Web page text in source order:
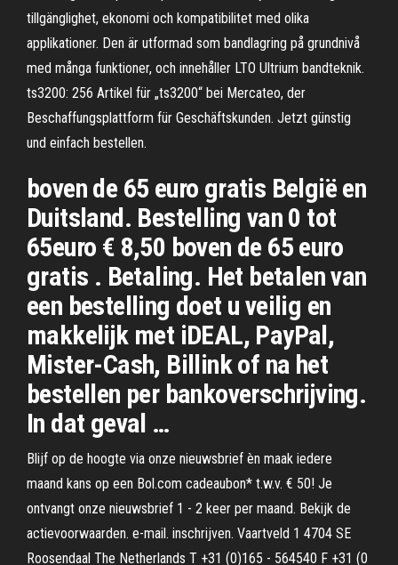
tillgänglighet, ekonomi och kompatibilitet med olika
applikationer. Den är utformad som bandlagring på grundnivå
med många funktioner, och innehåller LTO Ultrium bandteknik.
ts3200: 256 Artikel für „ts3200“ bei Mercateo, der
Beschaffungsplattform für Geschäftskunden. Jetzt günstig
und einfach bestellen.
boven de 65 euro gratis België en
Duitsland. Bestelling van 0 tot
65euro € 8,50 boven de 65 euro
gratis . Betaling. Het betalen van
een bestelling doet u veilig en
makkelijk met iDEAL, PayPal,
Mister-Cash, Billink of na het
bestellen per bankoverschrijving.
In dat geval …
Blijf op de hoogte via onze nieuwsbrief èn maak iedere
maand kans op een Bol.com cadeaubon* t.w.v. € 50! Je
ontvangt onze nieuwsbrief 1 - 2 keer per maand. Bekijk de
actievoorwaarden. e-mail. inschrijven. Vaartveld 1 4704 SE
Roosendaal The Netherlands T +31 (0)165 - 564540 F +31 (0